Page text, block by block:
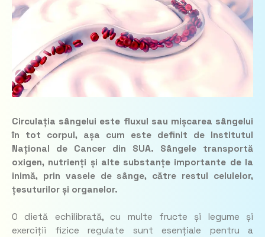
Circulația sângelui este fluxul sau mișcarea sângelui
în tot corpul, așa cum este definit de Institutul
Național de Cancer din SUA. Sângele transportă
oxigen, nutrienți și alte substanțe importante de la
inimă, prin vasele de sânge, către restul celulelor,
țesuturilor și organelor.
O dietă echilibrată, cu multe fructe și legume și
exerciții fizice regulate sunt esențiale pentru a